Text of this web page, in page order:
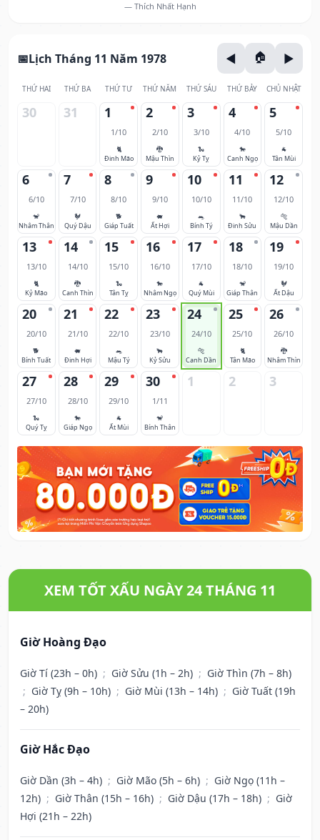
— Thích Nhất Hạnh
Lịch Tháng 11 Năm 1978
THỨ HAI THỨ BA THỨ TƯ THỨ NĂM THỨ SÁU THỨ BẢY CHỦ NHẬT
30 31 1
1/10
🐈
Đinh Mão
2
2/10
🐉
Mậu Thìn
3
3/10
🐍
Kỷ Tỵ
4
4/10
🐎
Canh Ngọ
5
5/10
🐐
Tân Mùi
6
6/10
🐒
Nhâm Thân
7
7/10
🐓
Quý Dậu
8
8/10
🐕
Giáp Tuất
9
9/10
🐖
Ất Hợi
10
10/10
🐀
Bính Tý
11
11/10
🐂
Đinh Sửu
12
12/10
🐅
Mậu Dần
13
13/10
🐈
Kỷ Mão
14
14/10
🐉
Canh Thìn
15
15/10
🐍
Tân Tỵ
16
16/10
🐎
Nhâm Ngọ
17
17/10
🐐
Quý Mùi
18
18/10
🐒
Giáp Thân
19
19/10
🐓
Ất Dậu
20
20/10
🐕
Bính Tuất
21
21/10
🐖
Đinh Hợi
22
22/10
🐀
Mậu Tý
23
23/10
🐂
Kỷ Sửu
24
24/10
🐅
Canh Dần
25
25/10
🐈
Tân Mão
26
26/10
🐉
Nhâm Thìn
27
27/10
🐍
Quý Tỵ
28
28/10
🐎
Giáp Ngọ
29
29/10
🐐
Ất Mùi
30
1/11
🐒
Bính Thân
1 2 3
XEM TỐT XẤU NGÀY 24 THÁNG 11
Giờ Hoàng Đạo
Giờ Tí (23h – 0h) ; Giờ Sửu (1h – 2h) ; Giờ Thìn (7h – 8h)
; Giờ Tỵ (9h – 10h) ; Giờ Mùi (13h – 14h) ; Giờ Tuất (19h
– 20h)
Giờ Hắc Đạo
Giờ Dần (3h – 4h) ; Giờ Mão (5h – 6h) ; Giờ Ngọ (11h –
12h) ; Giờ Thân (15h – 16h) ; Giờ Dậu (17h – 18h) ; Giờ
Hợi (21h – 22h)